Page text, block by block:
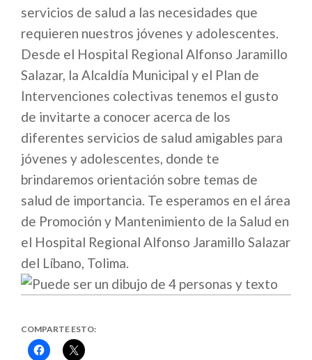
servicios de salud a las necesidades que
requieren nuestros jóvenes y adolescentes.
Desde el Hospital Regional Alfonso Jaramillo
Salazar, la Alcaldía Municipal y el Plan de
Intervenciones colectivas tenemos el gusto
de invitarte a conocer acerca de los
diferentes servicios de salud amigables para
jóvenes y adolescentes, donde te
brindaremos orientación sobre temas de
salud de importancia. Te esperamos en el área
de Promoción y Mantenimiento de la Salud en
el Hospital Regional Alfonso Jaramillo Salazar
del Líbano, Tolima.
COMPARTE ESTO:
Haz Haz